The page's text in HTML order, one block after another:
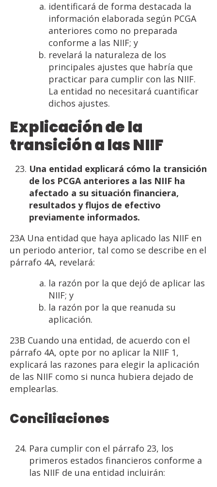
identificará de forma destacada la
información elaborada según PCGA
anteriores como no preparada
conforme a las NIIF; y
revelará la naturaleza de los
principales ajustes que habría que
practicar para cumplir con las NIIF.
La entidad no necesitará cuantificar
dichos ajustes.
Explicacióndela
transiciónalasNIIF
Una entidad explicará cómo la transición
de los PCGA anteriores a las NIIF ha
afectado a su situación financiera,
resultados y flujos de efectivo
previamente informados.
23A Una entidad que haya aplicado las NIIF en
un periodo anterior, tal como se describe en el
párrafo 4A, revelará:
la razón por la que dejó de aplicar las
NIIF; y
la razón por la que reanuda su
aplicación.
23B Cuando una entidad, de acuerdo con el
párrafo 4A, opte por no aplicar la NIIF 1,
explicará las razones para elegir la aplicación
de las NIIF como si nunca hubiera dejado de
emplearlas.
Conciliaciones
Para cumplir con el párrafo 23, los
primeros estados financieros conforme a
las NIIF de una entidad incluirán: